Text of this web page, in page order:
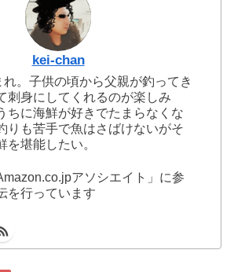
kei-chan
れ。子供の頃から父親が釣ってき
刺身にしてくれるのが楽しみ
ちに海鮮が好きでたまらなくな
りも苦手で魚はさばけないがそ
を堪能したい。
アソシエイト」に参
を行っています